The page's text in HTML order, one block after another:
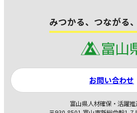
みつかる、つながる
富山県人材確保・活躍
お問い合わせ